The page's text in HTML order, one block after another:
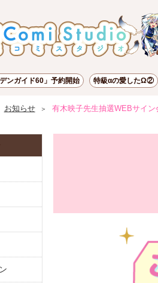
デンガイド60」予約開始 特級αの愛したΩ②
お知らせ 有木映子先生抽選WEBサイ